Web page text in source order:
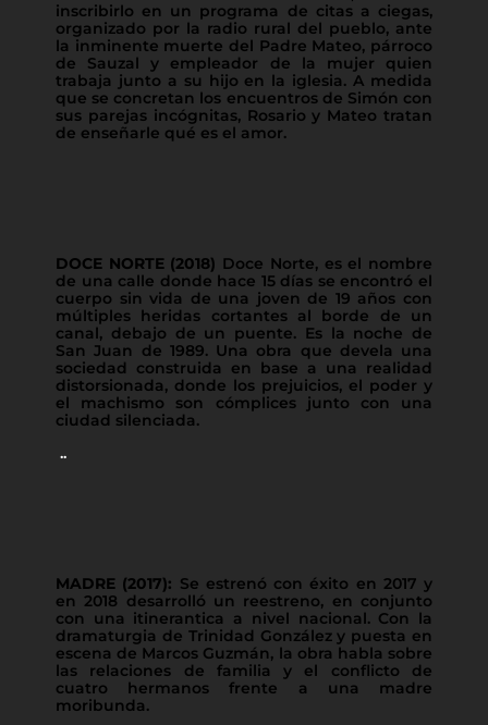
inscribirlo en un programa de citas a ciegas,
organizado por la radio rural del pueblo, ante
la inminente muerte del Padre Mateo, párroco
de Sauzal y empleador de la mujer quien
trabaja junto a su hijo en la iglesia. A medida
que se concretan los encuentros de Simón con
sus parejas incógnitas, Rosario y Mateo tratan
de enseñarle qué es el amor.
DOCE NORTE (2018) Doce Norte, es el nombre
de una calle donde hace 15 días se encontró el
cuerpo sin vida de una joven de 19 años con
múltiples heridas cortantes al borde de un
canal, debajo de un puente. Es la noche de
San Juan de 1989. Una obra que devela una
sociedad construida en base a una realidad
distorsionada, donde los prejuicios, el poder y
el machismo son cómplices junto con una
ciudad silenciada.
..
MADRE (2017): Se estrenó con éxito en 2017 y
en 2018 desarrolló un reestreno, en conjunto
con una itinerantica a nivel nacional. Con la
dramaturgia de Trinidad González y puesta en
escena de Marcos Guzmán, la obra habla sobre
las relaciones de familia y el conflicto de
cuatro hermanos frente a una madre
moribunda.